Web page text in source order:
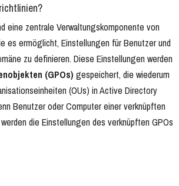
eine zentrale Verwaltungskomponente von
es ermöglicht, Einstellungen für Benutzer und
zu definieren. Diese Einstellungen werden
(GPOs) gespeichert, die wiederum
(OUs) in Active Directory
Benutzer oder Computer einer verknüpften
die Einstellungen des verknüpften GPOs